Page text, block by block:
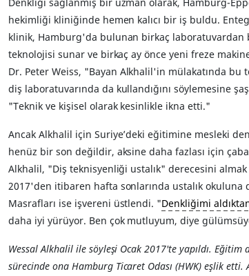
Denkliği sağlanmış bir uzman olarak, Hamburg-
hekimliği kliniğinde hemen kalıcı bir iş buldu.
klinik, Hamburg'da bulunan birkaç laboratuvardan
teknolojisi sunar ve birkaç ay önce yeni freze
Dr. Peter Weiss, "Bayan Alkhalil'in mülakatında bu
diş laboratuvarında da kullandığını söylemesine
"Teknik ve kişisel olarak kesinlikle ikna etti."
Ancak Alkhalil için Suriye’deki eğitimine mesleki
henüz bir son değildir, aksine daha fazlası için
Alkhalil, "Diş teknisyenliği ustalık" derecesini
2017'den itibaren hafta sonlarında ustalık okuluna
Masrafları ise işvereni üstlendi. "Denkliğimi
daha iyi yürüyor. Ben çok mutluyum, diye
Wessal Alkhalil ile söyleşi Ocak 2017'te yapıldı. Eğitim
sürecinde ona Hamburg Ticaret Odası (HWK) eşlik